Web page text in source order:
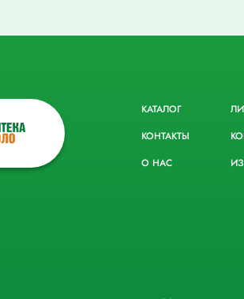
КАТАЛОГ
КОНТАКТЫ
О НАС